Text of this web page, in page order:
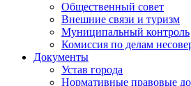
Общественный совет
Внешние связи и туризм
Муниципальный контроль
Комиссия по делам
Документы
Устав города
Нормативные правовые